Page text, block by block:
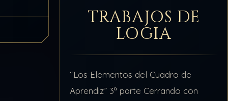
TRABAJOS DE
LOGIA
“Los Elementos del Cuadro de
Aprendiz” 3ª parte Cerrando con